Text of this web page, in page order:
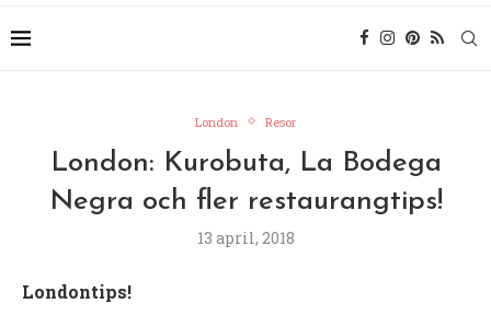
London Resor
London: Kurobuta, La Bodega
Negra och fler restaurangtips!
13 april, 2018
Londontips!